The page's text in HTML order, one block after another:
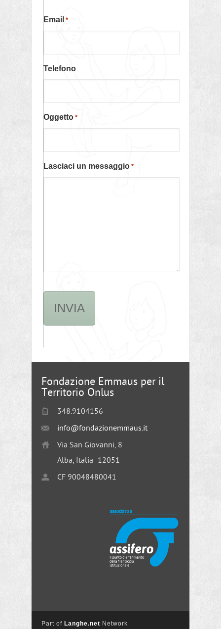
Email *
Telefono
Oggetto *
Lasciaci un messaggio *
Fondazione Emmaus per il
Territorio Onlus
348.9104156
info@fondazionemmaus.it
Via San Giovanni, 8
Alba, Italia 12051
CF 90048480041
Part of Langhe.net Network